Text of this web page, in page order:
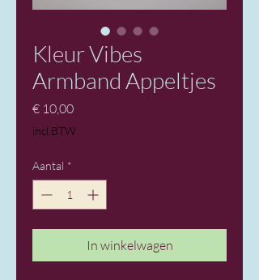
Kleur Vibes
Armband Appeltjes
€ 10,00Prijs
incl.BTW
Aantal *
In winkelwagen